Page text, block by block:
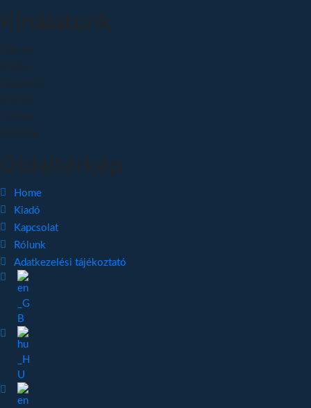
Home
Kiadó
Kapcsolat
Rólunk
Adatkezelési tájékoztató